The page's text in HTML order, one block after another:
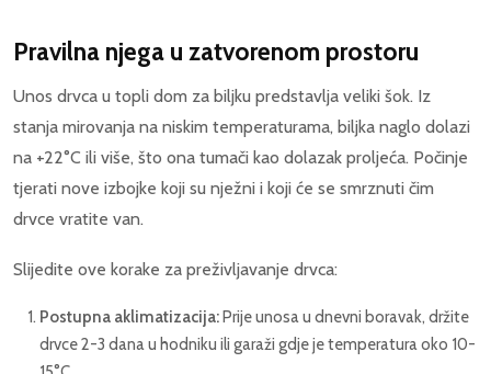
Pravilna njega u zatvorenom prostoru
Unos drvca u topli dom za biljku predstavlja veliki šok. Iz
stanja mirovanja na niskim temperaturama, biljka naglo dolazi
na +22°C ili više, što ona tumači kao dolazak proljeća. Počinje
tjerati nove izbojke koji su nježni i koji će se smrznuti čim
drvce vratite van.
Slijedite ove korake za preživljavanje drvca:
Postupna aklimatizacija: Prije unosa u dnevni boravak, držite
drvce 2-3 dana u hodniku ili garaži gdje je temperatura oko 10-